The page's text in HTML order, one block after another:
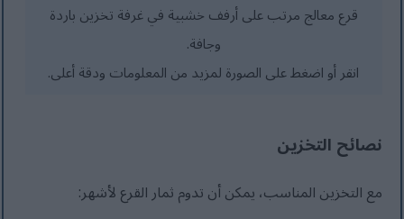
قرع معالج مرتب على أرفف خشبية في غرفة تخزين باردة
وجافة.
انقر أو اضغط على الصورة لمزيد من المعلومات ودقة أعلى.
نصائح التخزين
مع التخزين المناسب، يمكن أن تدوم ثمار القرع لأشهر: